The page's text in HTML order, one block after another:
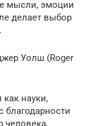
мысли, эмоции
делает выбор
Уолш (Roger
науки,
благодарности
человека,